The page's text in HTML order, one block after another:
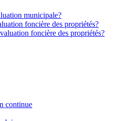
municipale?
foncière des propriétés?
foncière des propriétés?
continue